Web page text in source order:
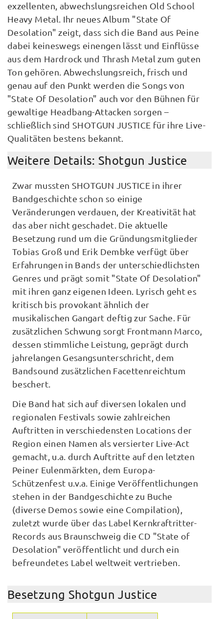
exzellenten, abwechslungsreichen Old School
Heavy Metal. Ihr neues Album "State Of
Desolation" zeigt, dass sich die Band aus Peine
dabei keineswegs einengen lässt und Einflüsse
aus dem Hardrock und Thrash Metal zum guten
Ton gehören. Abwechslungsreich, frisch und
genau auf den Punkt werden die Songs von
"State Of Desolation" auch vor den Bühnen für
gewaltige Headbang-Attacken sorgen –
schließlich sind SHOTGUN JUSTICE für ihre Live-
Qualitäten bestens bekannt.
Weitere Details: Shotgun Justice
Zwar mussten SHOTGUN JUSTICE in ihrer
Bandgeschichte schon so einige
Veränderungen verdauen, der Kreativität hat
das aber nicht geschadet. Die aktuelle
Besetzung rund um die Gründungsmitglieder
Tobias Groß und Erik Dembke verfügt über
Erfahrungen in Bands der unterschiedlichsten
Genres und prägt somit "State Of Desolation"
mit ihren ganz eigenen Ideen. Lyrisch geht es
kritisch bis provokant ähnlich der
musikalischen Gangart deftig zur Sache. Für
zusätzlichen Schwung sorgt Frontmann Marco,
dessen stimmliche Leistung, geprägt durch
jahrelangen Gesangsunterschricht, dem
Bandsound zusätzlichen Facettenreichtum
beschert.
Die Band hat sich auf diversen lokalen und
regionalen Festivals sowie zahlreichen
Auftritten in verschiedensten Locations der
Region einen Namen als versierter Live-Act
gemacht, u.a. durch Auftritte auf den letzten
Peiner Eulenmärkten, dem Europa-
Schützenfest u.v.a. Einige Veröffentlichungen
stehen in der Bandgeschichte zu Buche
(diverse Demos sowie eine Compilation),
zuletzt wurde über das Label Kernkraftritter-
Records aus Braunschweig die CD "State of
Desolation" veröffentlicht und durch ein
befreundetes Label weltweit vertrieben.
Besetzung Shotgun Justice